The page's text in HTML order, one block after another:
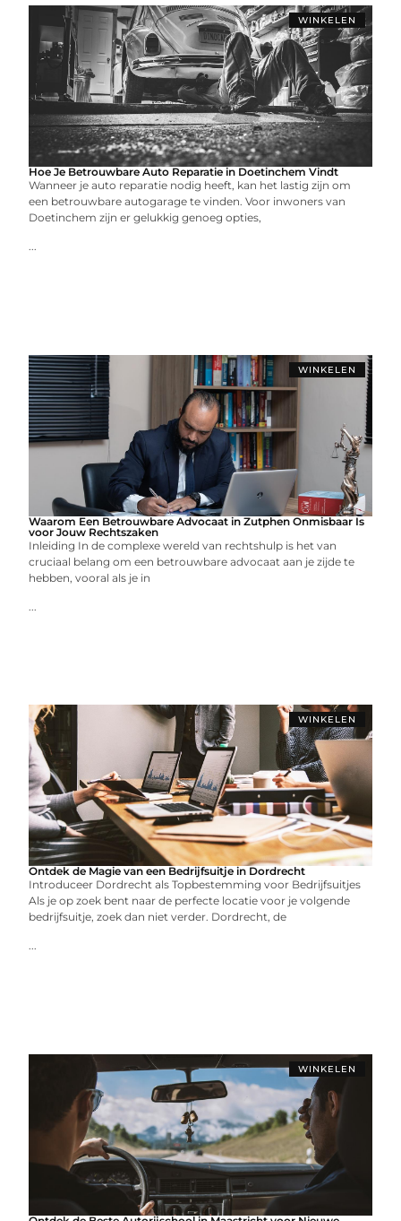
WINKELEN
Hoe Je Betrouwbare Auto Reparatie in Doetinchem Vindt
Wanneer je auto reparatie nodig heeft, kan het lastig zijn om
een betrouwbare autogarage te vinden. Voor inwoners van
Doetinchem zijn er gelukkig genoeg opties,
...
WINKELEN
Waarom Een Betrouwbare Advocaat in Zutphen Onmisbaar Is
voor Jouw Rechtszaken
Inleiding In de complexe wereld van rechtshulp is het van
cruciaal belang om een betrouwbare advocaat aan je zijde te
hebben, vooral als je in
...
WINKELEN
Ontdek de Magie van een Bedrijfsuitje in Dordrecht
Introduceer Dordrecht als Topbestemming voor Bedrijfsuitjes
Als je op zoek bent naar de perfecte locatie voor je volgende
bedrijfsuitje, zoek dan niet verder. Dordrecht, de
...
WINKELEN